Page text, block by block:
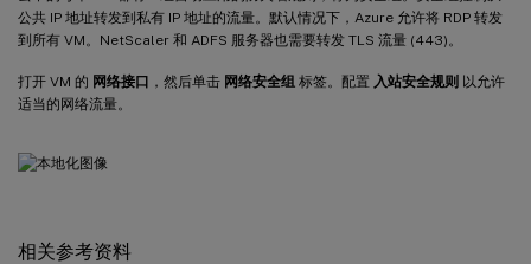
公共 IP 地址转发到私有 IP 地址的流量。默认情况下，Azure 允许将 RDP 转发
到所有 VM。NetScaler 和 ADFS 服务器也需要转发 TLS 流量 (443)。
打开 VM 的 网络接口 ，然后单击 网络安全组 标签。配置 入站安全规则 以允许
适当的网络流量。
相关参考资料